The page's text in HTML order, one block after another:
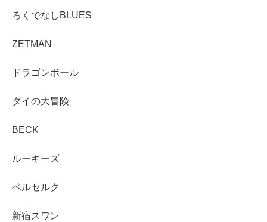
ろくでなしBLUES
ZETMAN
ドラゴンボール
ダイの大冒険
BECK
ルーキーズ
ベルセルク
新宿スワン